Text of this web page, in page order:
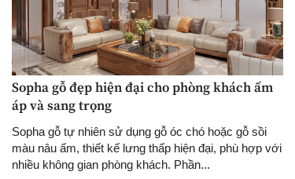
Sopha gỗ đẹp hiện đại cho phòng khách ấm
áp và sang trọng
Sopha gỗ tự nhiên sử dụng gỗ óc chó hoặc gỗ sồi
màu nâu ấm, thiết kế lưng thấp hiện đại, phù hợp với
nhiều không gian phòng khách. Phần...